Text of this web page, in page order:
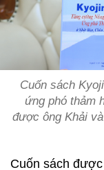
Cuốn sách
ứng phó thảm
được ông Khải
Cuốn sách